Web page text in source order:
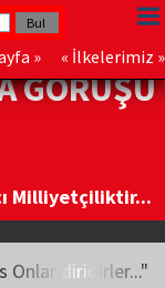
» « İlkelerimiz »
GÖRÜŞÜ
Milliyetçiliktir...
Onlar diridirler..."